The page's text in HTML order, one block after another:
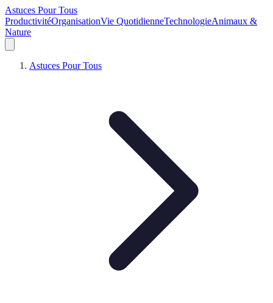
Astuces Pour Tous
ProductivitéOrganisationVie QuotidienneTechnologieAnimaux &
Nature
Astuces Pour Tous